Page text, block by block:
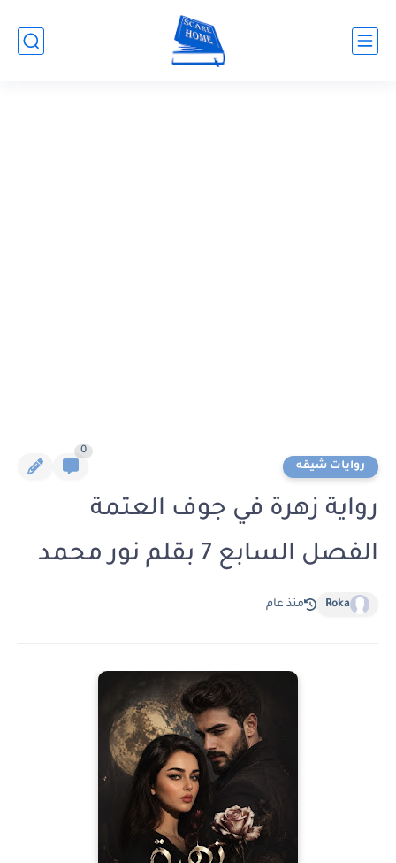
روايات شيقه
0
رواية زهرة في جوف العتمة
الفصل السابع 7 بقلم نور محمد
Roka منذ عام